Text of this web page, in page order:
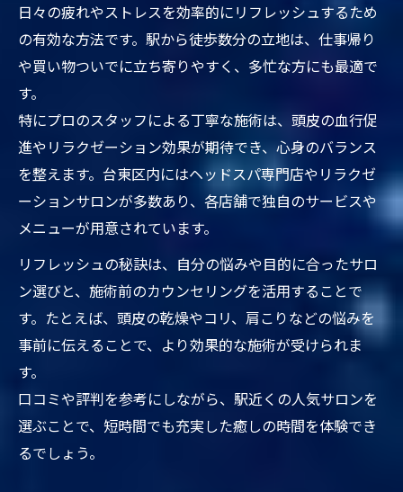
日々の疲れやストレスを効率的にリフレッシュするため
の有効な方法です。駅から徒歩数分の立地は、仕事帰り
や買い物ついでに立ち寄りやすく、多忙な方にも最適で
す。
特にプロのスタッフによる丁寧な施術は、頭皮の血行促
進やリラクゼーション効果が期待でき、心身のバランス
を整えます。台東区内にはヘッドスパ専門店やリラクゼ
ーションサロンが多数あり、各店舗で独自のサービスや
メニューが用意されています。
リフレッシュの秘訣は、自分の悩みや目的に合ったサロ
ン選びと、施術前のカウンセリングを活用することで
す。たとえば、頭皮の乾燥やコリ、肩こりなどの悩みを
事前に伝えることで、より効果的な施術が受けられま
す。
口コミや評判を参考にしながら、駅近くの人気サロンを
選ぶことで、短時間でも充実した癒しの時間を体験でき
るでしょう。